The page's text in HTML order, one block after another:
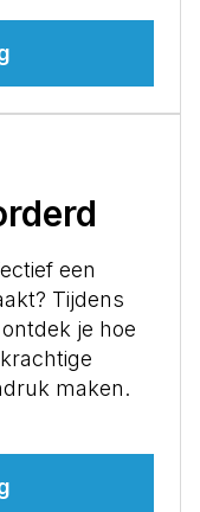
een
Tijdens
je hoe
maken.